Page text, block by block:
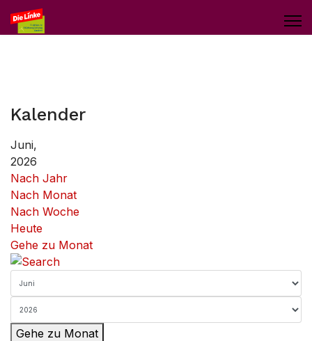
Kalender
Juni,
2026
Nach Jahr
Nach Monat
Nach Woche
Heute
Gehe zu Monat
Gehe zu Monat